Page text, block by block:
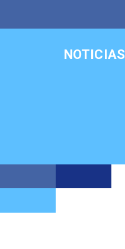
NOTICIAS